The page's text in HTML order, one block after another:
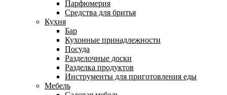
Парфюмерия
Средства для бритья
Кухня
Бар
Кухонные принадлежности
Посуда
Разделочные доски
Разделка продуктов
Инструменты для приготовления еды
Мебель